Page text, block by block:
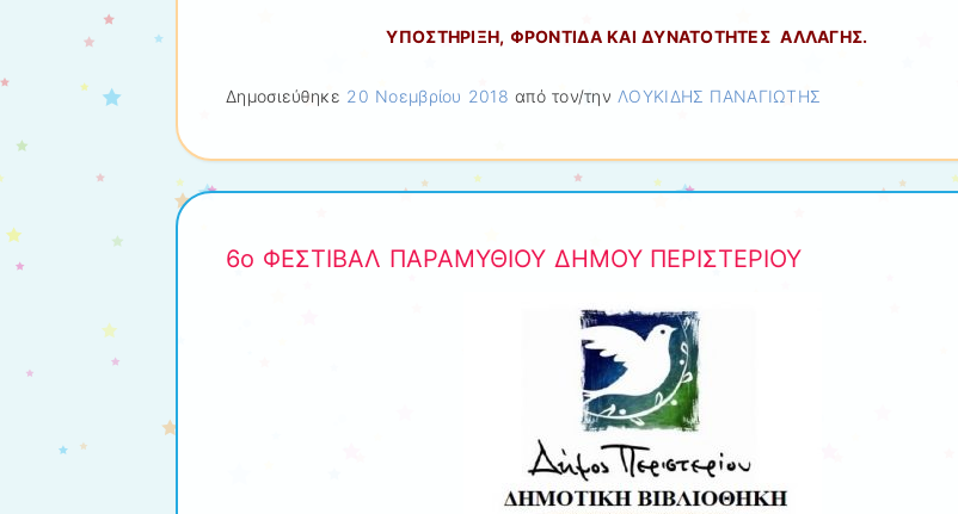
ΥΠΟΣΤΗΡΙΞΗ, ΦΡΟΝΤΙΔΑ ΚΑΙ ΔΥΝΑΤΟΤΗΤΕΣ ΑΛΛΑΓΗΣ.
Δημοσιεύθηκε 20 Νοεμβρίου 2018 από τον/την ΛΟΥΚΙΔΗΣ ΠΑΝΑΓΙΩΤΗΣ
6ο ΦΕΣΤΙΒΑΛ ΠΑΡΑΜΥΘΙΟΥ ΔΗΜΟΥ ΠΕΡΙΣΤΕΡΙΟΥ